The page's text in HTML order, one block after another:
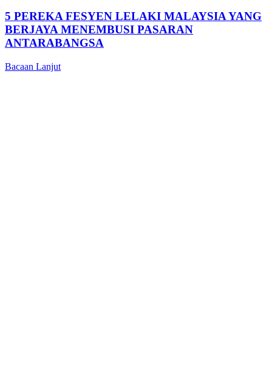
5 PEREKA FESYEN LELAKI MALAYSIA YANG
BERJAYA MENEMBUSI PASARAN
ANTARABANGSA
Bacaan Lanjut